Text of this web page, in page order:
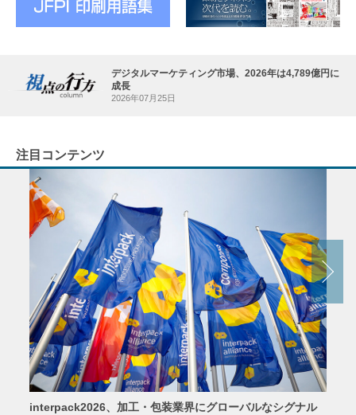
デジタルマーケティング市場、2026年は4,789億円に
成長
2026年07月25日
注目コンテンツ
interpack2026、加工・包装業界にグローバルなシグナル